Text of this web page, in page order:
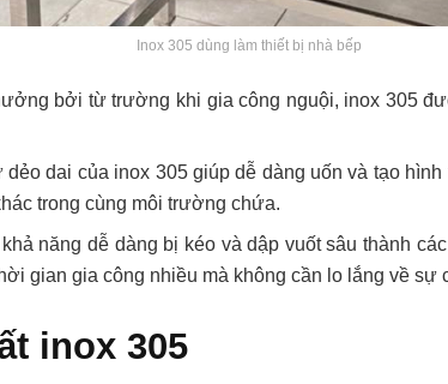
Inox 305 dùng làm thiết bị nhà bếp
bởi từ trường khi gia công nguội, inox 305
dẻo dai của inox 305 giúp dễ dàng uốn và tạo
trong cùng môi trường chứa.
năng dễ dàng bị kéo và dập vuốt sâu thành
gian gia công nhiều mà không cần lo lắng về sự
inox 305